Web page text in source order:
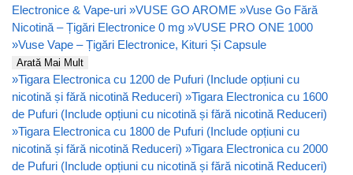
Electronice & Vape-uri »VUSE GO AROME »Vuse Go Fără
Nicotină – Țigări Electronice 0 mg »VUSE PRO ONE 1000
»Vuse Vape – Țigări Electronice, Kituri Și Capsule
Arată Mai Mult
»Tigara Electronica cu 1200 de Pufuri (Include opțiuni cu
nicotină și fără nicotină Reduceri) »Tigara Electronica cu 1600
de Pufuri (Include opțiuni cu nicotină și fără nicotină Reduceri)
»Tigara Electronica cu 1800 de Pufuri (Include opțiuni cu
nicotină și fără nicotină Reduceri) »Tigara Electronica cu 2000
de Pufuri (Include opțiuni cu nicotină și fără nicotină Reduceri)